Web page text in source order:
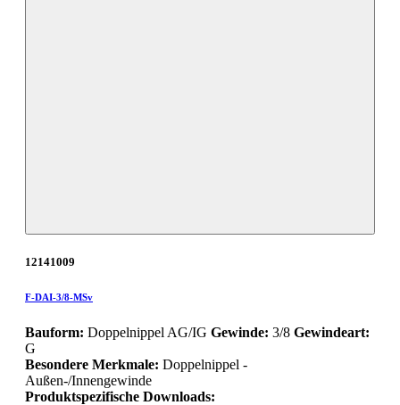
12141009
F-DAI-3/8-MSv
Bauform: Doppelnippel AG/IG Gewinde: 3/8 Gewindeart:
G
Besondere Merkmale: Doppelnippel -
Außen-/Innengewinde
Produktspezifische Downloads: